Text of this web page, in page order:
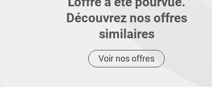
Découvrez nos offres
similaires
Voir nos offres